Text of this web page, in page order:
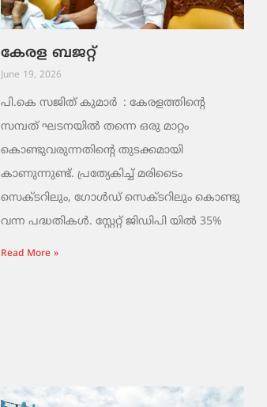
കേരള ബജറ്റ്
June 19, 2026
പി.കെ സജിത് കുമാര്‍ : കേരളത്തിന്റെ
സമ്പത് ഘടനയിൽ തന്നെ ഒരു മാറ്റം
കൊണ്ടുവരുന്നതിന്റെ തുടക്കമായി
കാണുന്നുണ്ട്. പ്രത്യേകിച്ച് മരിടൈം
സെക്ടറിലും, ഗോൾഡ് സെക്ടറിലും കൊണ്ടു
വന്ന പദ്ധതികൾ. സ്റ്റേറ്റ് ജിഡിപി യിൽ 35%
Read More »